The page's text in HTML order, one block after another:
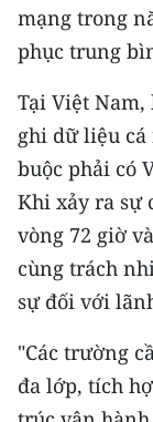
mạng trong
phục trung
Tại Việt
ghi dữ liệu cá
buộc phải có
Khi xảy ra sự
vòng 72 giờ
cùng trách
sự đối với
"Các trường
đa lớp, tích